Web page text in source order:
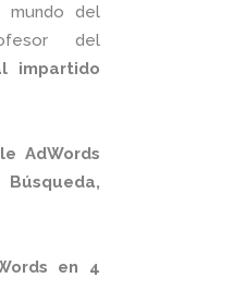
del
del
impartido
AdWords
en 4